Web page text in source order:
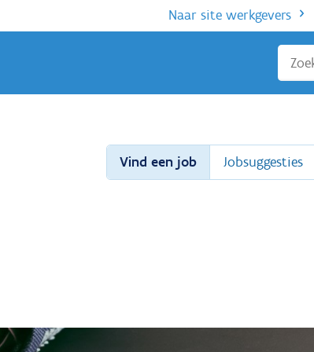
Naar site werkgevers
Sluiten
Vind een job Jobsuggesties